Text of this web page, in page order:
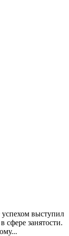
выступил
сфере занятости.